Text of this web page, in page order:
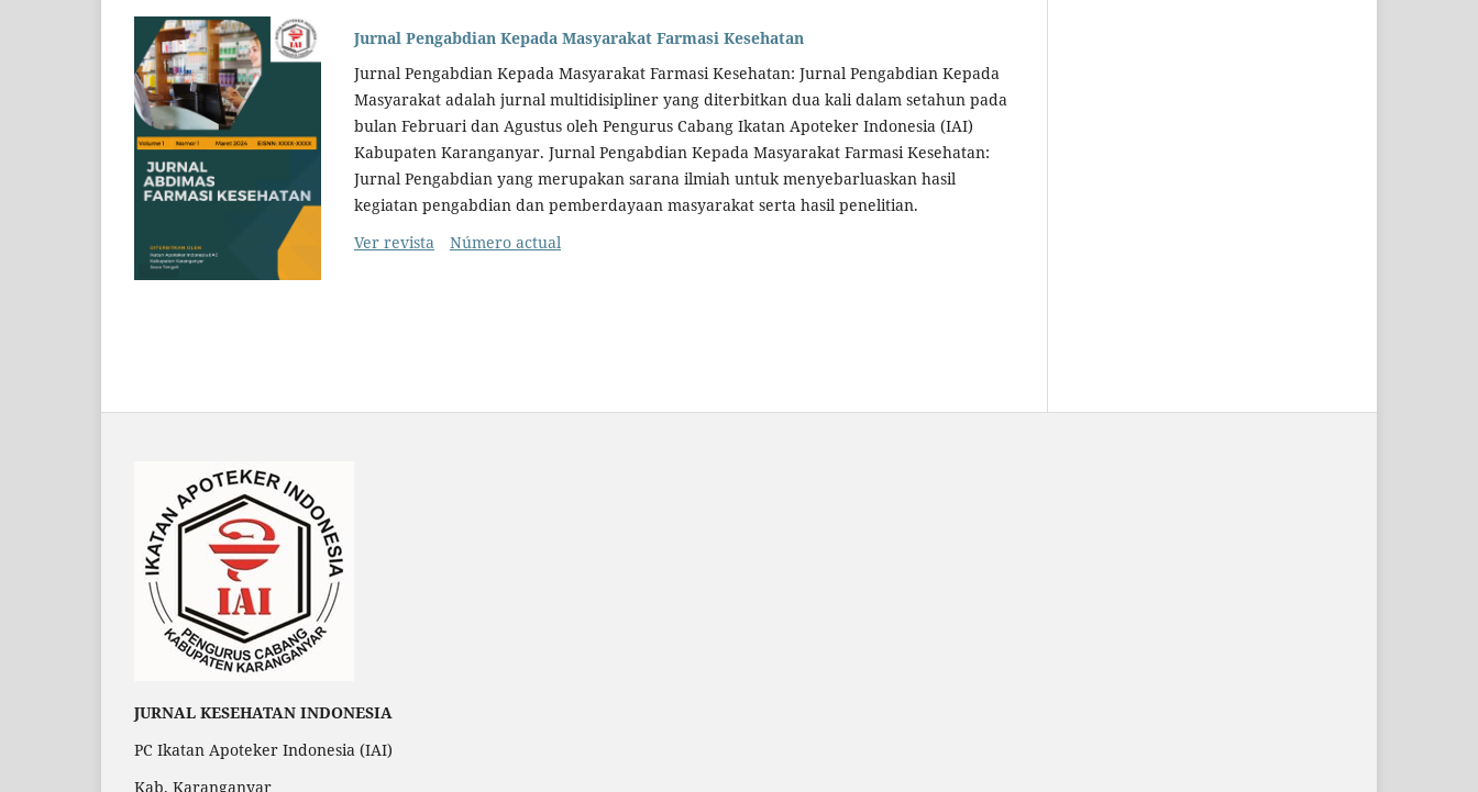
Jurnal Pengabdian Kepada Masyarakat Farmasi Kesehatan
Jurnal Pengabdian Kepada Masyarakat Farmasi Kesehatan: Jurnal Pengabdian Kepada
Masyarakat adalah jurnal multidisipliner yang diterbitkan dua kali dalam setahun pada
bulan Februari dan Agustus oleh Pengurus Cabang Ikatan Apoteker Indonesia (IAI)
Kabupaten Karanganyar. Jurnal Pengabdian Kepada Masyarakat Farmasi Kesehatan:
Jurnal Pengabdian yang merupakan sarana ilmiah untuk menyebarluaskan hasil
kegiatan pengabdian dan pemberdayaan masyarakat serta hasil penelitian.
Ver revista
Número actual
JURNAL KESEHATAN INDONESIA
PC Ikatan Apoteker Indonesia (IAI)
Kab. Karanganyar